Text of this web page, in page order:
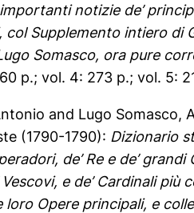
notizie de’
Supplemento intiero di
Somasco, ora pure
p.; vol. 4: 273 p.; vol. 5:
and Lugo Somasco,
(1790-1790): Dizionario
de’ Re e de’
Vescovi, e de’ Cardinali
loro Opere principali, e